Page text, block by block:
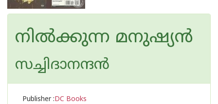
നില്‍ക്കുന്ന മനുഷ്യന്‍
സച്ചിദാനന്ദന്‍
Publisher :DC Books